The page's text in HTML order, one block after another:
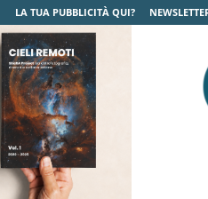
LA TUA PUBBLICITÀ QUI?